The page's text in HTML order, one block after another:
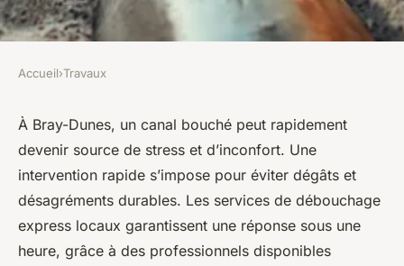
Services de débouchage
rapide des canalisations à
bray-dunes
Léana•6 octobre 2025•6 min de lecture
Accueil›Travaux
À Bray-Dunes, un canal bouché peut rapidement
devenir source de stress et d’inconfort. Une
intervention rapide s’impose pour éviter dégâts et
désagréments durables. Les services de débouchage
express locaux garantissent une réponse sous une
heure, grâce à des professionnels disponibles